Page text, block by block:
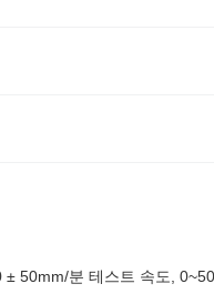
± 50mm/분 테스트 속도,